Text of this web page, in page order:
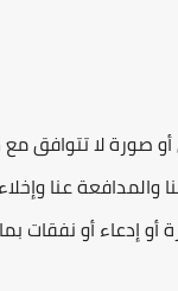
صورة لا تتوافق
عنا
إدعاء أو نفقات